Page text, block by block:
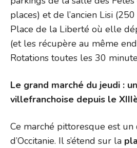
places) et de l’ancien Lisi
Place de la Liberté où elle
(et les récupère au même
Rotations toutes les 30
Le grand marché du jeudi :
villefranchoise depuis le
Ce marché pittoresque est
d’Occitanie. Il s’étend sur la